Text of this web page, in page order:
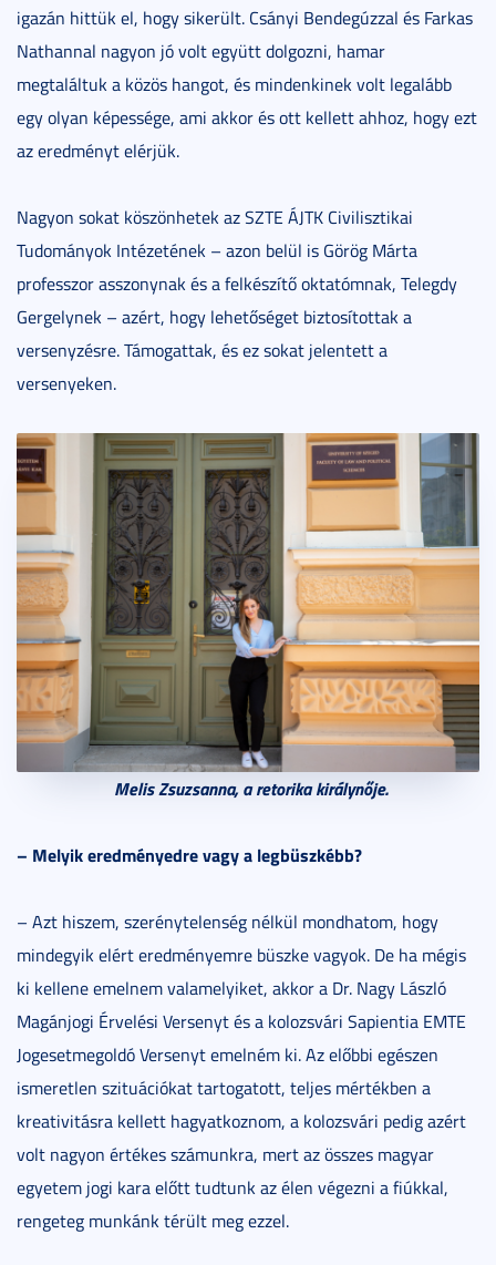
igazán hittük el, hogy sikerült. Csányi Bendegúzzal és Farkas
Nathannal nagyon jó volt együtt dolgozni, hamar
megtaláltuk a közös hangot, és mindenkinek volt legalább
egy olyan képessége, ami akkor és ott kellett ahhoz, hogy ezt
az eredményt elérjük.
Nagyon sokat köszönhetek az SZTE ÁJTK Civilisztikai
Tudományok Intézetének – azon belül is Görög Márta
professzor asszonynak és a felkészítő oktatómnak, Telegdy
Gergelynek – azért, hogy lehetőséget biztosítottak a
versenyzésre. Támogattak, és ez sokat jelentett a
versenyeken.
Melis Zsuzsanna, a retorika királynője.
– Melyik eredményedre vagy a legbüszkébb?
– Azt hiszem, szerénytelenség nélkül mondhatom, hogy
mindegyik elért eredményemre büszke vagyok. De ha mégis
ki kellene emelnem valamelyiket, akkor a Dr. Nagy László
Magánjogi Érvelési Versenyt és a kolozsvári Sapientia EMTE
Jogesetmegoldó Versenyt emelném ki. Az előbbi egészen
ismeretlen szituációkat tartogatott, teljes mértékben a
kreativitásra kellett hagyatkoznom, a kolozsvári pedig azért
volt nagyon értékes számunkra, mert az összes magyar
egyetem jogi kara előtt tudtunk az élen végezni a fiúkkal,
rengeteg munkánk térült meg ezzel.